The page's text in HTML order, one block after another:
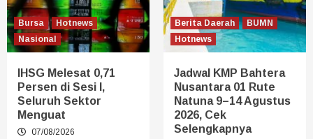
Bursa
Hotnews
Nasional
IHSG Melesat 0,71
Persen di Sesi I,
Seluruh Sektor
Menguat
07/08/2026
Berita Daerah
BUMN
Hotnews
Jadwal KMP Bahtera
Nusantara 01 Rute
Natuna 9–14 Agustus
2026, Cek
Selengkapnya